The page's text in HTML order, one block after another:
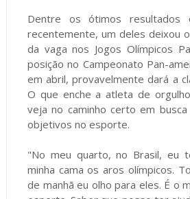
Dentre os ótimos resultados
recentemente, um deles deixou
da vaga nos Jogos Olímpicos
posição no Campeonato Pan-
em abril, provavelmente dará a
O que enche a atleta de
veja no caminho certo em
objetivos no esporte.
"No meu quarto, no Brasil, eu
minha cama os aros olímpicos.
de manhã eu olho para eles. É o